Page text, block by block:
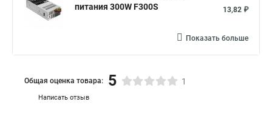
питания 300W F300S
13,82 ₽
Показать больше
Написать отзыв
Общая оценка товара: 5 1